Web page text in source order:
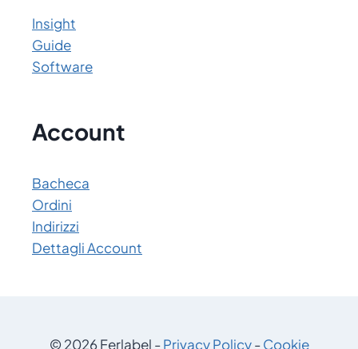
Insight
Guide
Software
Account
Bacheca
Ordini
Indirizzi
Dettagli Account
© 2026 Ferlabel -Privacy Policy-Cookie